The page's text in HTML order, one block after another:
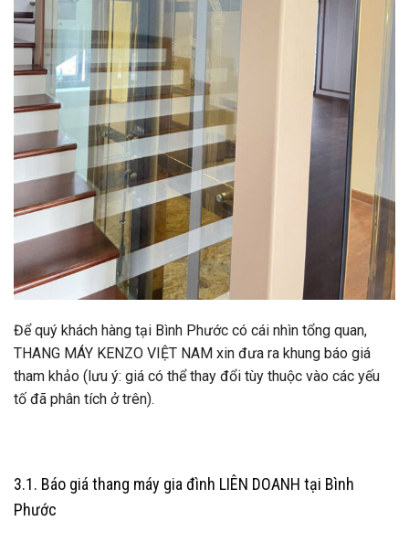
Để quý khách hàng tại Bình Phước có cái nhìn tổng quan,
THANG MÁY KENZO VIỆT NAM xin đưa ra khung báo giá
tham khảo (lưu ý: giá có thể thay đổi tùy thuộc vào các yếu
tố đã phân tích ở trên).
3.1. Báo giá thang máy gia đình LIÊN DOANH tại Bình
Phước